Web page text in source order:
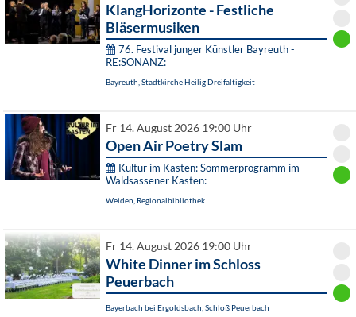
KlangHorizonte - Festliche
Bläsermusiken
76. Festival junger Künstler Bayreuth -
RE:SONANZ:
Bayreuth, Stadtkirche Heilig Dreifaltigkeit
Fr 14. August 2026 19:00 Uhr
Open Air Poetry Slam
Kultur im Kasten: Sommerprogramm im
Waldsassener Kasten:
Weiden, Regionalbibliothek
Fr 14. August 2026 19:00 Uhr
White Dinner im Schloss
Peuerbach
Bayerbach bei Ergoldsbach, Schloß Peuerbach